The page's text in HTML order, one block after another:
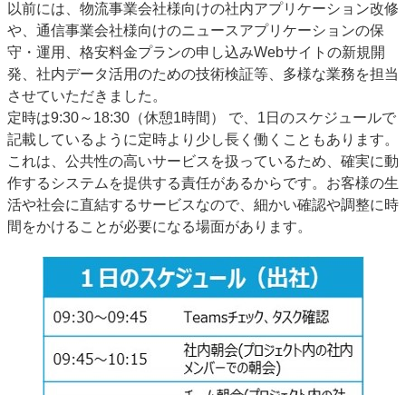
以前には、物流事業会社様向けの社内アプリケーション改修
や、通信事業会社様向けのニュースアプリケーションの保
守・運用、格安料金プランの申し込みWebサイトの新規開
発、社内データ活用のための技術検証等、多様な業務を担当
させていただきました。
定時は9:30～18:30（休憩1時間） で、1日のスケジュールで
記載しているように定時より少し長く働くこともあります。
これは、公共性の高いサービスを扱っているため、確実に動
作するシステムを提供する責任があるからです。お客様の生
活や社会に直結するサービスなので、細かい確認や調整に時
間をかけることが必要になる場面があります。